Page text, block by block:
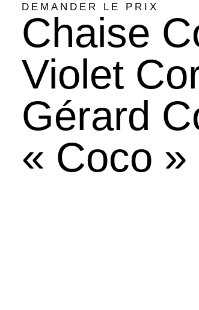
DEMANDER LE PRIX
Chaise
Violet
Gérard
« Coco »